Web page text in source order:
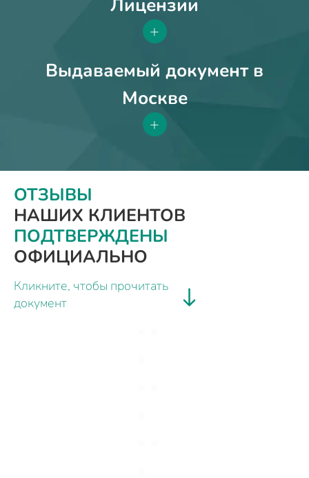
Лицензии
+
Выдаваемый документ в
Москве
+
ОТЗЫВЫ
НАШИХ КЛИЕНТОВ
ПОДТВЕРЖДЕНЫ
ОФИЦИАЛЬНО
Кликните, чтобы прочитать
документ